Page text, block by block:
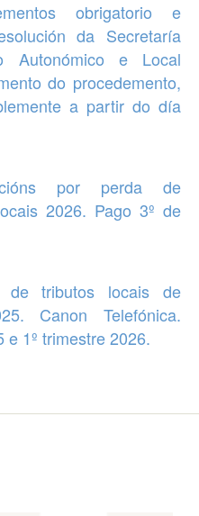
obrigatorio e
da Secretaría
Autonómico e Local
do procedemento,
a partir do día
por perda de
2026. Pago 3º de
detributos locais de
Canon Telefónica.
e 1º trimestre 2026.